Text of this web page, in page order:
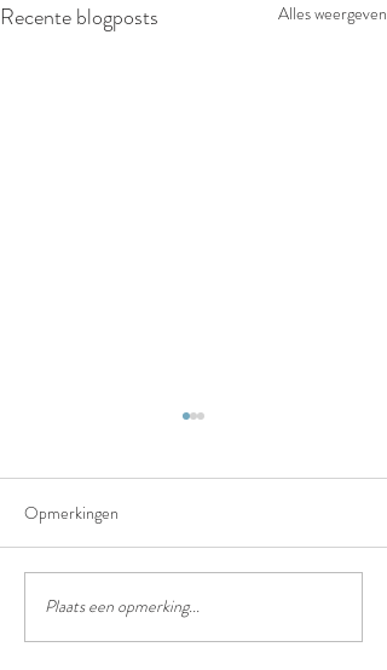
Recente blogposts Alles weergeven
Het chinees lantaarn festival
Opmerkingen
Plaats een opmerking...